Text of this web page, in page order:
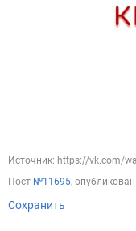
Источник: https://vk.com/
Пост №11695, опубликован
Сохранить